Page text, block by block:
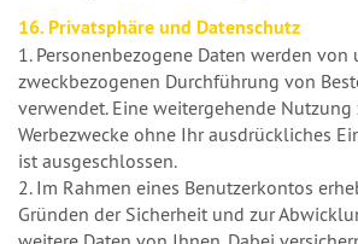
16. Privatsphäre und Datenschutz
1. Personenbezogene Daten werden
zweckbezogenen Durchführung von
verwendet. Eine weitergehende Nutzung
Werbezwecke ohne Ihr ausdrückliches
ist ausgeschlossen.
2. Im Rahmen eines Benutzerkontos
Gründen der Sicherheit und zur